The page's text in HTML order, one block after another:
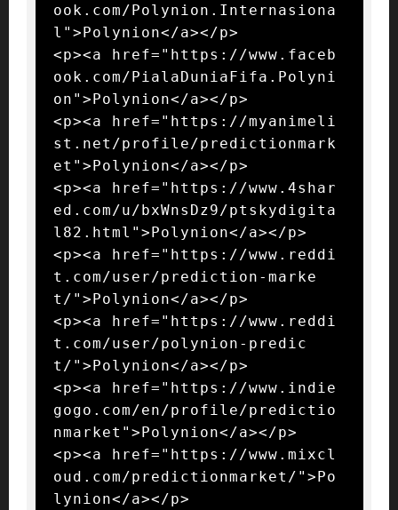
ook.com/Polynion.Internasiona
l">Polynion</a></p>
<p><a href="https://www.faceb
ook.com/PialaDuniaFifa.Polyni
on">Polynion</a></p>
<p><a href="https://myanimeli
st.net/profile/predictionmark
et">Polynion</a></p>
<p><a href="https://www.4shar
ed.com/u/bxWnsDz9/ptskydigita
l82.html">Polynion</a></p>
<p><a href="https://www.reddi
t.com/user/prediction-marke
t/">Polynion</a></p>
<p><a href="https://www.reddi
t.com/user/polynion-predic
t/">Polynion</a></p>
<p><a href="https://www.indie
gogo.com/en/profile/predictio
nmarket">Polynion</a></p>
<p><a href="https://www.mixcl
oud.com/predictionmarket/">Po
lynion</a></p>